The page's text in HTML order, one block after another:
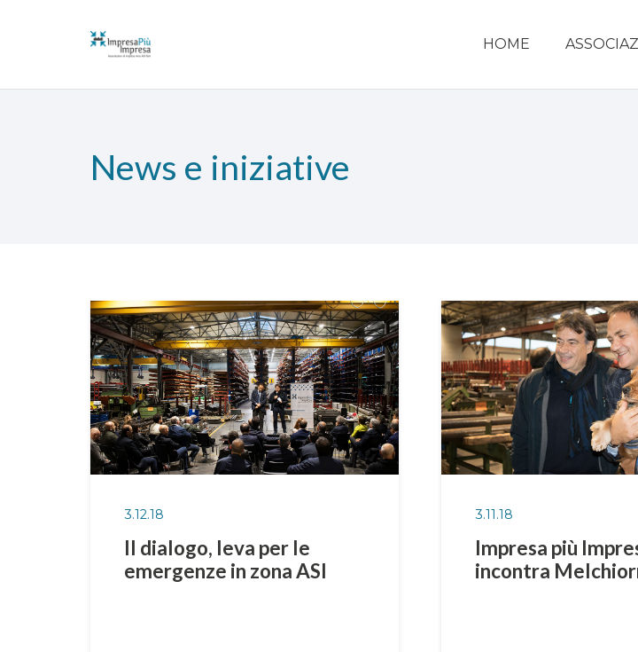
HOME
News e iniziative
3.12.18
Il dialogo, leva per le
emergenze in zona ASI
3.11.18
Impresa più
incontra